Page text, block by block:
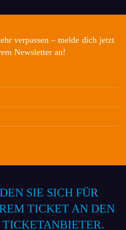
verpassen – melde dich jetzt
Newsletter an!
SIE SICH FÜR
TICKET AN DEN